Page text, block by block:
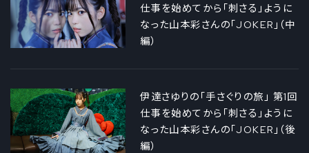
仕事を始めてから「刺さる」ように
なった山本彩さんの「JOKER」（中
編）
伊達さゆりの「手さぐりの旅」 第1回
仕事を始めてから「刺さる」ように
なった山本彩さんの「JOKER」（後
編）